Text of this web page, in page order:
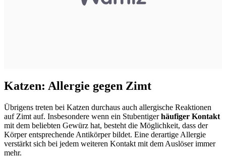
Katzen: Allergie gegen Zimt
Übrigens treten bei Katzen durchaus auch allergische Reaktionen
auf Zimt auf. Insbesondere wenn ein Stubentigerhäufiger Kontakt
mit dem beliebten Gewürz hat, besteht die Möglichkeit, dass der
Körper entsprechende Antikörper bildet. Eine derartige Allergie
verstärkt sich bei jedem weiteren Kontakt mit dem Auslöser immer
mehr.